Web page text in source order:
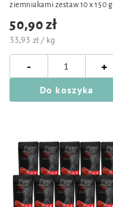
ziemniakami zestaw 10 x 150 g
50,90 zł
33,93 zł / kg
- +
Do koszyka